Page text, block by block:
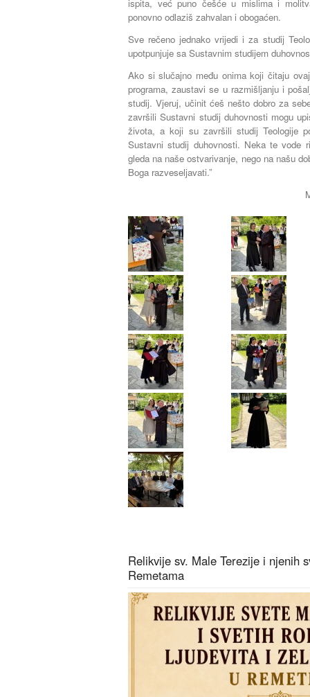
ispita, već puno češće u mislima i
ponovno odlaziš zahvalan i obogaćen.
Sve rečeno jednako vrijedi i za studij
upotpunjuje sa Sustavnim studijem
Ako si slučajno među onima koji čitaju
programa, zaustavi se u razmišljanju i
studij. Vjeruj, učinit ćeš nešto dobro za
završili Sustavni studij duhovnosti mogu
života, a koji su završili studij Teologije
Sustavni studij duhovnosti. Neka te vode
gleda na naše ostvarivanje, nego na našu
Boga razveseljavati.”
Relikvije sv. Male Terezije i njenih
Remetama